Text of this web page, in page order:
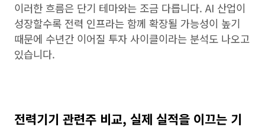
이러한 흐름은 단기 테마와는 조금 다릅니다. AI 산업이
성장할수록 전력 인프라는 함께 확장될 가능성이 높기
때문에 수년간 이어질 투자 사이클이라는 분석도 나오고
있습니다.
전력기기 관련주 비교, 실제 실적을 이끄는 기